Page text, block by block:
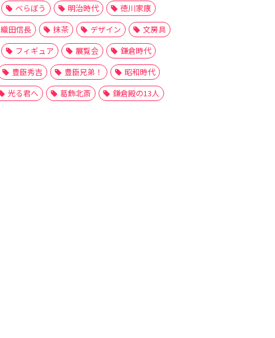
べらぼう
明治時代
徳川家康
織田信長
抹茶 デザイン
文房具
フィギュア
展覧会
鎌倉時代
豊臣秀吉
豊臣兄弟！
昭和時代
光る君へ
葛飾北斎 鎌倉殿の13人